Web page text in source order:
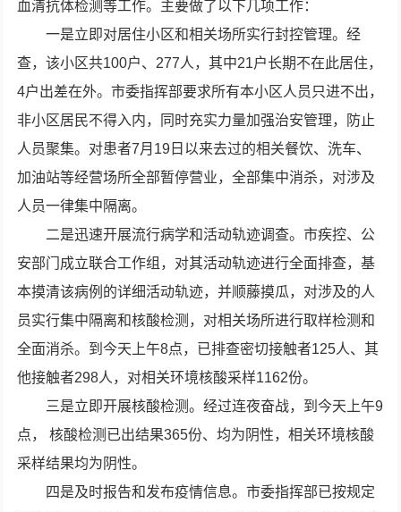
血清抗体检测等工作。主要做了以下几项工作：
一是立即对居住小区和相关场所实行封控管理。经
查，该小区共100户、277人，其中21户长期不在此居住，
4户出差在外。市委指挥部要求所有本小区人员只进不出，
非小区居民不得入内，同时充实力量加强治安管理，防止
人员聚集。对患者7月19日以来去过的相关餐饮、洗车、
加油站等经营场所全部暂停营业，全部集中消杀，对涉及
人员一律集中隔离。
二是迅速开展流行病学和活动轨迹调查。市疾控、公
安部门成立联合工作组，对其活动轨迹进行全面排查，基
本摸清该病例的详细活动轨迹，并顺藤摸瓜，对涉及的人
员实行集中隔离和核酸检测，对相关场所进行取样检测和
全面消杀。到今天上午8点，已排查密切接触者125人、其
他接触者298人，对相关环境核酸采样1162份。
三是立即开展核酸检测。经过连夜奋战，到今天上午9
点， 核酸检测已出结果365份、均为阴性，相关环境核酸
采样结果均为阴性。
四是及时报告和发布疫情信息。市委指挥部已按规定